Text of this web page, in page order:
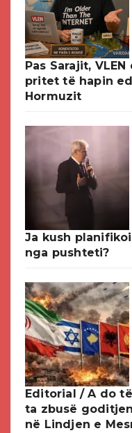
Pas Sarajit,
pritet të hapin
Hormuzit
Ja kush
nga pushteti?
Editorial / A do
ta zbusë
në Lindjen e